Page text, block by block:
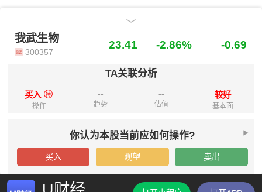
我武生物
我武生物
300357
23.41 -2.86% -0.69
TA关联分析
买入
操作
--
趋势
--
估值
较好
基本面
你认为本股当前应如何操作?
买入 观望 卖出